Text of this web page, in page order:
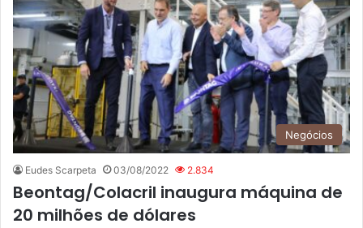
Negócios
Eudes Scarpeta 03/08/2022 2.834
Beontag/Colacril inaugura máquina de
20 milhões de dólares